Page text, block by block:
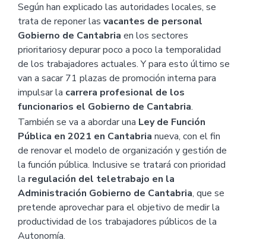
Según han explicado las autoridades locales, se
trata de reponer las vacantes de personal
Gobierno de Cantabria en los sectores
prioritariosy depurar poco a poco la temporalidad
de los trabajadores actuales. Y para esto último se
van a sacar 71 plazas de promoción interna para
impulsar la carrera profesional de los
funcionarios el Gobierno de Cantabria.
También se va a abordar una Ley de Función
Pública en 2021 en Cantabria nueva, con el fin
de renovar el modelo de organización y gestión de
la función pública. Inclusive se tratará con prioridad
la regulación del teletrabajo en la
Administración Gobierno de Cantabria, que se
pretende aprovechar para el objetivo de medir la
productividad de los trabajadores públicos de la
Autonomía.